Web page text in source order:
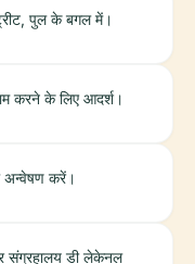
पुल के बगल में।
करने के लिए आदर्श।
अन्वेषण करें।
संग्रहालय डी लेकेनल